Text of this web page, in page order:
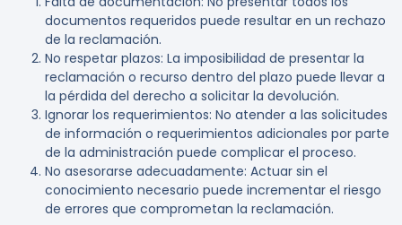
documentos requeridos puede resultar en un rechazo
de la reclamación.
No respetar plazos: La imposibilidad de presentar la
reclamación o recurso dentro del plazo puede llevar a
la pérdida del derecho a solicitar la devolución.
Ignorar los requerimientos: No atender a las solicitudes
de información o requerimientos adicionales por parte
de la administración puede complicar el proceso.
No asesorarse adecuadamente: Actuar sin el
conocimiento necesario puede incrementar el riesgo
de errores que comprometan la reclamación.